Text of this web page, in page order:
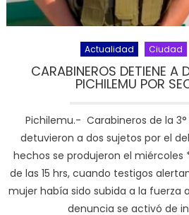
Actualidad Ciudad
CARABINEROS DETIENE A
PICHILEMU POR
Pichilemu.- Carabineros de la
detuvieron a dos sujetos por el
hechos se produjeron el
de las 15 hrs, cuando testigos
mujer había sido subida a la fuerza
denuncia se activó de